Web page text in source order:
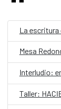
La escritura
Interludio:
Taller: